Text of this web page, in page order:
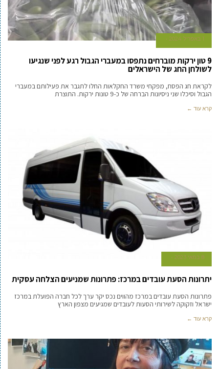
1 באפריל 2024
9 טון ירקות מוברחים נתפסו במעברי הגבול רגע לפני שנגיעו
לשולחן החג של הישראלים
לקראת חג הפסח, מפקחי משרד החקלאות החלו לתגבר את פעילותם במעברי
הגבול וסיכלו שני ניסיונות הברחה של כ-9 טונות ירקות. התוצרת
קרא עוד ←
8 במאי 2023
יתרונות הסעת עובדים במרכז: פתרונות שמניעים הצלחה עסקית
פתרונות הסעת עובדים במרכז מהווים נכס יקר ערך לכל חברה הפועלת במרכז
ישראל וזקוקה לשירותי הסעות לעובדים שמגיעים מצפון הארץ
קרא עוד ←